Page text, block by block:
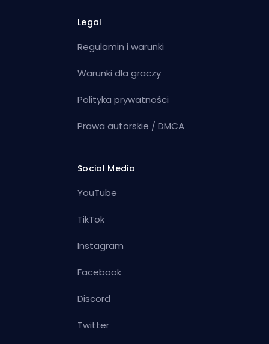
Legal
Regulamin i warunki
Warunki dla graczy
Polityka prywatności
Prawa autorskie / DMCA
Social Media
YouTube
TikTok
Instagram
Facebook
Discord
Twitter